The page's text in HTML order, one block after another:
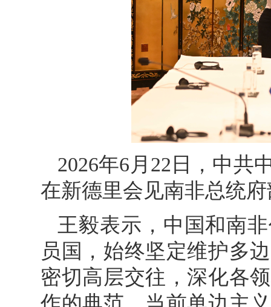
2026年6月22日，中共
在新德里会见南非总统
王毅表示，中国和南
员国，始终坚定维护多
密切高层交往，深化各